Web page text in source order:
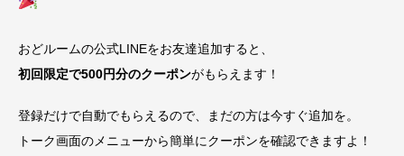
おどルームの公式LINEをお友達追加すると、
初回限定で500円分のクーポンがもらえます！
登録だけで自動でもらえるので、まだの方は今すぐ追加を。
トーク画面のメニューから簡単にクーポンを確認できますよ！